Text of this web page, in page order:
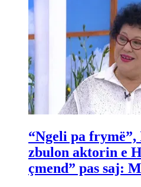
“Ngeli pa
zbulon aktorin e
çmend” pas saj: